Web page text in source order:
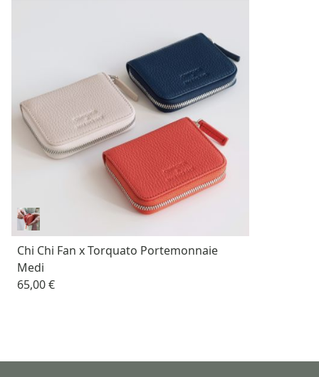
Chi Chi Fan x Torquato Portemonnaie
Medi
65,00 €